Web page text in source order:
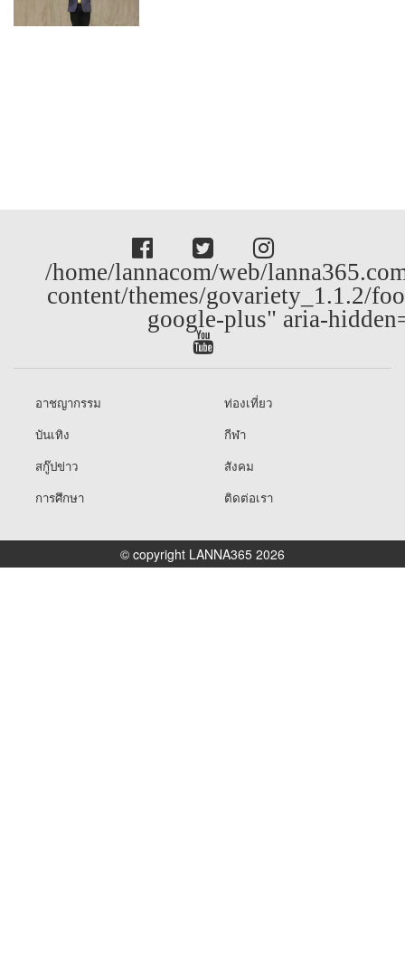
/home/lannacom/web/
content/themes/govariety_1.1.2/
google-plus" aria-
อาชญากรรม
ท่องเที่ยว
บันเทิง
กีฬา
สกู๊ปข่าว
สังคม
การศึกษา
ติดต่อเรา
© copyright LANNA365 2026